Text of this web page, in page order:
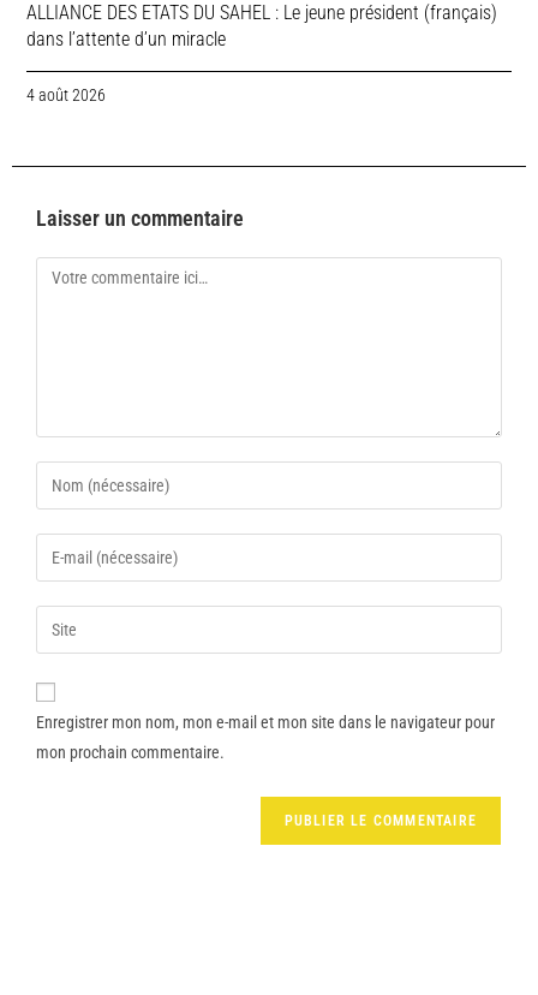
ALLIANCE DES ETATS DU SAHEL : Le jeune président (français)
dans l’attente d’un miracle
4 août 2026
Laisser un commentaire
Enregistrer mon nom, mon e-mail et mon site dans le navigateur pour
mon prochain commentaire.